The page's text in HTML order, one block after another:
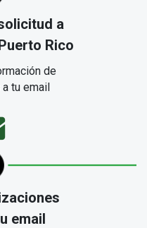
a
Rico
de
tu email
email